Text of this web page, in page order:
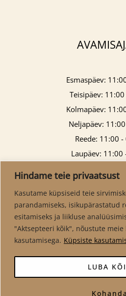
Hindame teie privaatsust
Kasutame küpsiseid teie
parandamiseks, isikupärastatud
esitamiseks ja liikluse
"Aktsepteeri kõik", nõustute meie
kasutamisega. Küpsiste
Kohanda
LUBA
Esmaspäev:
Teisipäev:
Kolmapäev:
Neljapäev:
Reede: 11:00
Laupäev: 11:00